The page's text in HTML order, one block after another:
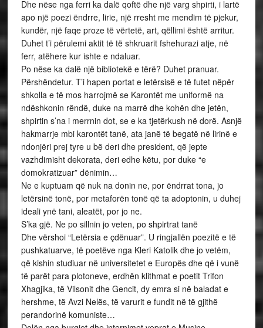
Dhe nëse nga ferri ka dalë qoftë dhe një varg shpirti, i lartë
apo një poezi ëndrre, lirie, një rresht me mendim të pjekur,
kundër, një faqe proze të vërtetë, art, qëllimi është arritur.
Duhet t’i përulemi aktit të të shkruarit fshehurazi atje, në
ferr, atëhere kur ishte e ndaluar.
Po nëse ka dalë një bibliotekë e tërë? Duhet pranuar.
Përshëndetur. T’i hapen portat e letërsisë e të futet nëpër
shkolla e të mos harrojmë se Karontët me uniformë na
ndëshkonin rëndë, duke na marrë dhe kohën dhe jetën,
shpirtin s’na i merrnin dot, se e ka tjetërkush në dorë. Asnjë
hakmarrje mbi karontët tanë, ata janë të begatë në lirinë e
ndonjëri prej tyre u bë deri dhe president, që jepte
vazhdimisht dekorata, deri edhe këtu, por duke “e
domokratizuar” dënimin…
Ne e kuptuam që nuk na donin ne, por ëndrrat tona, jo
letërsinë tonë, por metaforën tonë që ta adoptonin, u duhej
ideali ynë tani, aleatët, por jo ne.
S’ka gjë. Ne po sillnin jo veten, po shpirtrat tanë
Dhe vërshoi “Letërsia e çdënuar”. U ringjallën poezitë e të
pushkatuarve, të poetëve nga Kleri Katolik dhe jo vetëm,
që kishin studiuar në universitetet e Europës dhe që i vunë
të parët para plotoneve, erdhën klithmat e poetit Trifon
Xhagjika, të Vilsonit dhe Gencit, dy emra si në baladat e
hershme, të Avzi Nelës, të varurit e fundit në të gjithë
perandorinë komuniste…